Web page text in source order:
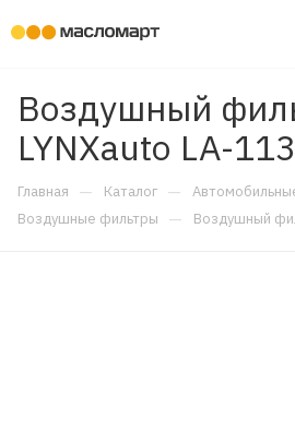
Воздушный
LYNXauto LA-
Главная — Каталог —
Воздушные фильтры — Воздушный